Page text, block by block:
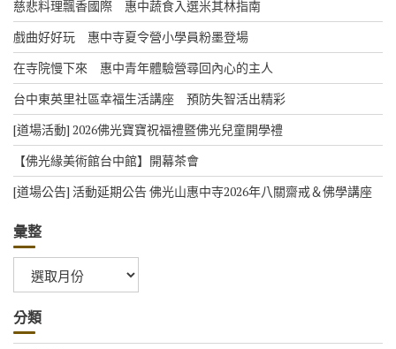
慈悲料理飄香國際 惠中蔬食入選米其林指南
戲曲好好玩 惠中寺夏令營小學員粉墨登場
在寺院慢下來 惠中青年體驗營尋回內心的主人
台中東英里社區幸福生活講座 預防失智活出精彩
[道場活動] 2026佛光寶寶祝福禮暨佛光兒童開學禮
【佛光緣美術館台中館】開幕茶會
[道場公告] 活動延期公告 佛光山惠中寺2026年八關齋戒＆佛學講座
彙整
整
分類